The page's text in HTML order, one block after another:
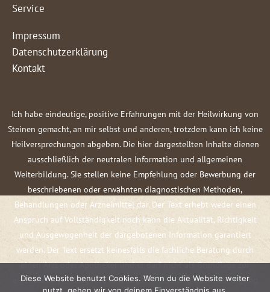
Service
Impressum
Datenschutzerklärung
Kontakt
Ich habe eindeutige, positive Erfahrungen mit der Heilwirkung von
Steinen gemacht, an mir selbst und anderen, trotzdem kann ich keine
Heilversprechungen abgeben. Die hier dargestellten Inhalte dienen
ausschließlich der neutralen Information und allgemeinen
Weiterbildung. Sie stellen keine Empfehlung oder Bewerbung der
beschriebenen oder erwähnten diagnostischen Methoden,
Behandlungen oder Arzneimittel dar. Der Text erhebt weder einen
Anspruch auf Vollständigkeit noch kann die Aktualität, Richtigkeit
und Ausgewogenheit der dargebotenen Information garantiert
werden. Der Text ersetzt keinesfalls die fachliche Beratung durch
einen Arzt oder Apotheker und er darf nicht als Grundlage zur
eigenständigen Diagnose und Beginn, Änderung oder Beendigung
Diese Website benutzt Cookies. Wenn du die Website weiter